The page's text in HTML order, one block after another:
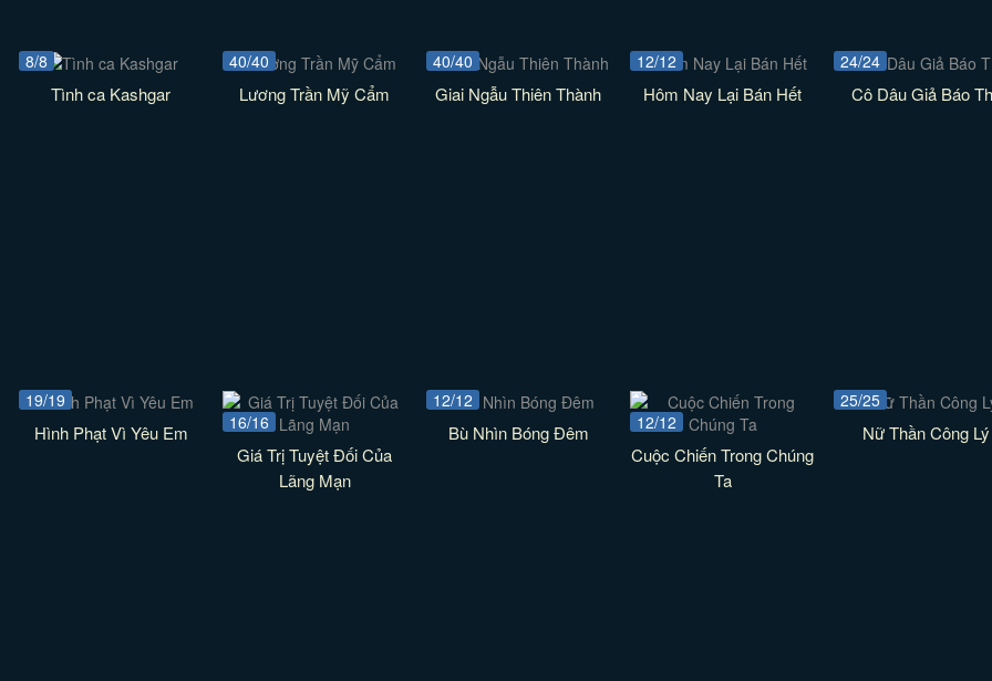
8/8
Tình ca Kashgar
40/40
Lương Trần Mỹ Cẩm
40/40
Giai Ngẫu Thiên Thành
12/12
Hôm Nay Lại Bán Hết
24/24
Cô Dâu Giả Báo
19/19
Hình Phạt Vì Yêu Em 16/16
Giá Trị Tuyệt Đối Của
Lãng Mạn
12/12
Bù Nhìn Bóng Đêm 12/12
Cuộc Chiến Trong Chúng
Ta
25/25
Nữ Thần Công Lý